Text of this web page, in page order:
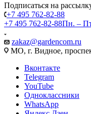
Подписаться на
+7 495 762-82-88
+7 495 762-82-88Пн. –
zakaz@gardencom.ru
МО, г. Видное,
Вконтакте
Telegram
YouTube
Одноклассники
WhatsApp